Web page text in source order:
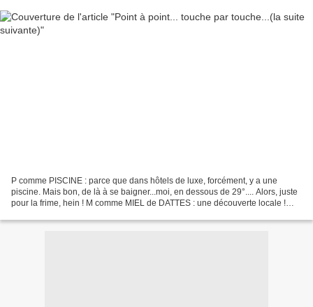
P comme PISCINE : parce que dans hôtels de luxe, forcément, y a une
piscine. Mais bon, de là à se baigner...moi, en dessous de 29°.... Alors, juste
pour la frime, hein ! M comme MIEL de DATTES : une découverte locale !